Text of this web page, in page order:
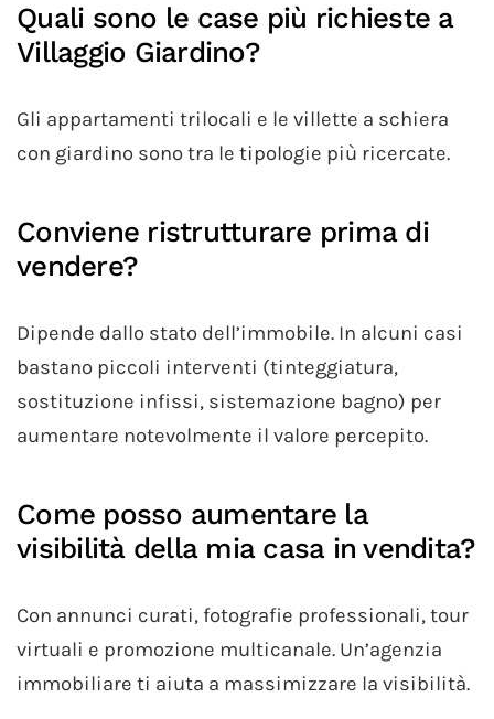
Quali sono le case più richieste a
Villaggio Giardino?
Gli appartamenti trilocali e le villette a schiera
con giardino sono tra le tipologie più ricercate.
Conviene ristrutturare prima di
vendere?
Dipende dallo stato dell’immobile. In alcuni casi
bastano piccoli interventi (tinteggiatura,
sostituzione infissi, sistemazione bagno) per
aumentare notevolmente il valore percepito.
Come posso aumentare la
visibilità della mia casa in vendita?
Con annunci curati, fotografie professionali, tour
virtuali e promozione multicanale. Un’agenzia
immobiliare ti aiuta a massimizzare la visibilità.